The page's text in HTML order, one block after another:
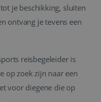
je beschikking, sluiten
ontvang je tevens een
reisbegeleider is
op zoek zijn naar een
voor diegene die op